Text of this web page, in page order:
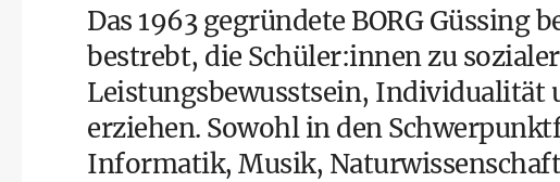
Das 1963 gegründete BORG
bestrebt, die Schüler:innen zu
Leistungsbewusstsein, Individualität
erziehen. Sowohl in den
Informatik, Musik,